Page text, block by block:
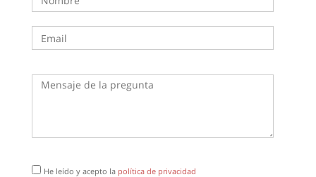
He leído y acepto la política de privacidad